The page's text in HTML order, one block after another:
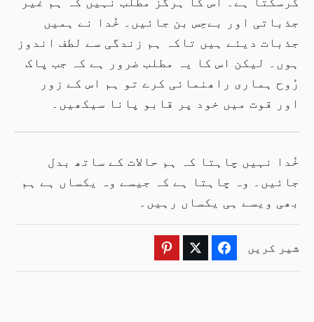
جذباتی اور بےحِس بن جائیں۔ خُدا نے ہمیں
جذبات دیئے ہیں تاکہ ہم زندگی سے لطف اندوز
ہوں۔ لیکن اس کا یہ مطلب ضرور ہے کہ جب پاک
رُوح ہماری راھنمائی کرے تو ہم اس کے زور
اور قوت میں خود پر قابو پانا سیکھیں۔
خُدا نہیں چاہتا کہ ہم حالات کے ساتھ بدل
جائیں۔ وہ چاہتا ہے کہ جیسے وہ یکساں ہے ہم
بھی ویسے ہی یکساں رہیں۔
شیر کریں Facebook
Twitter